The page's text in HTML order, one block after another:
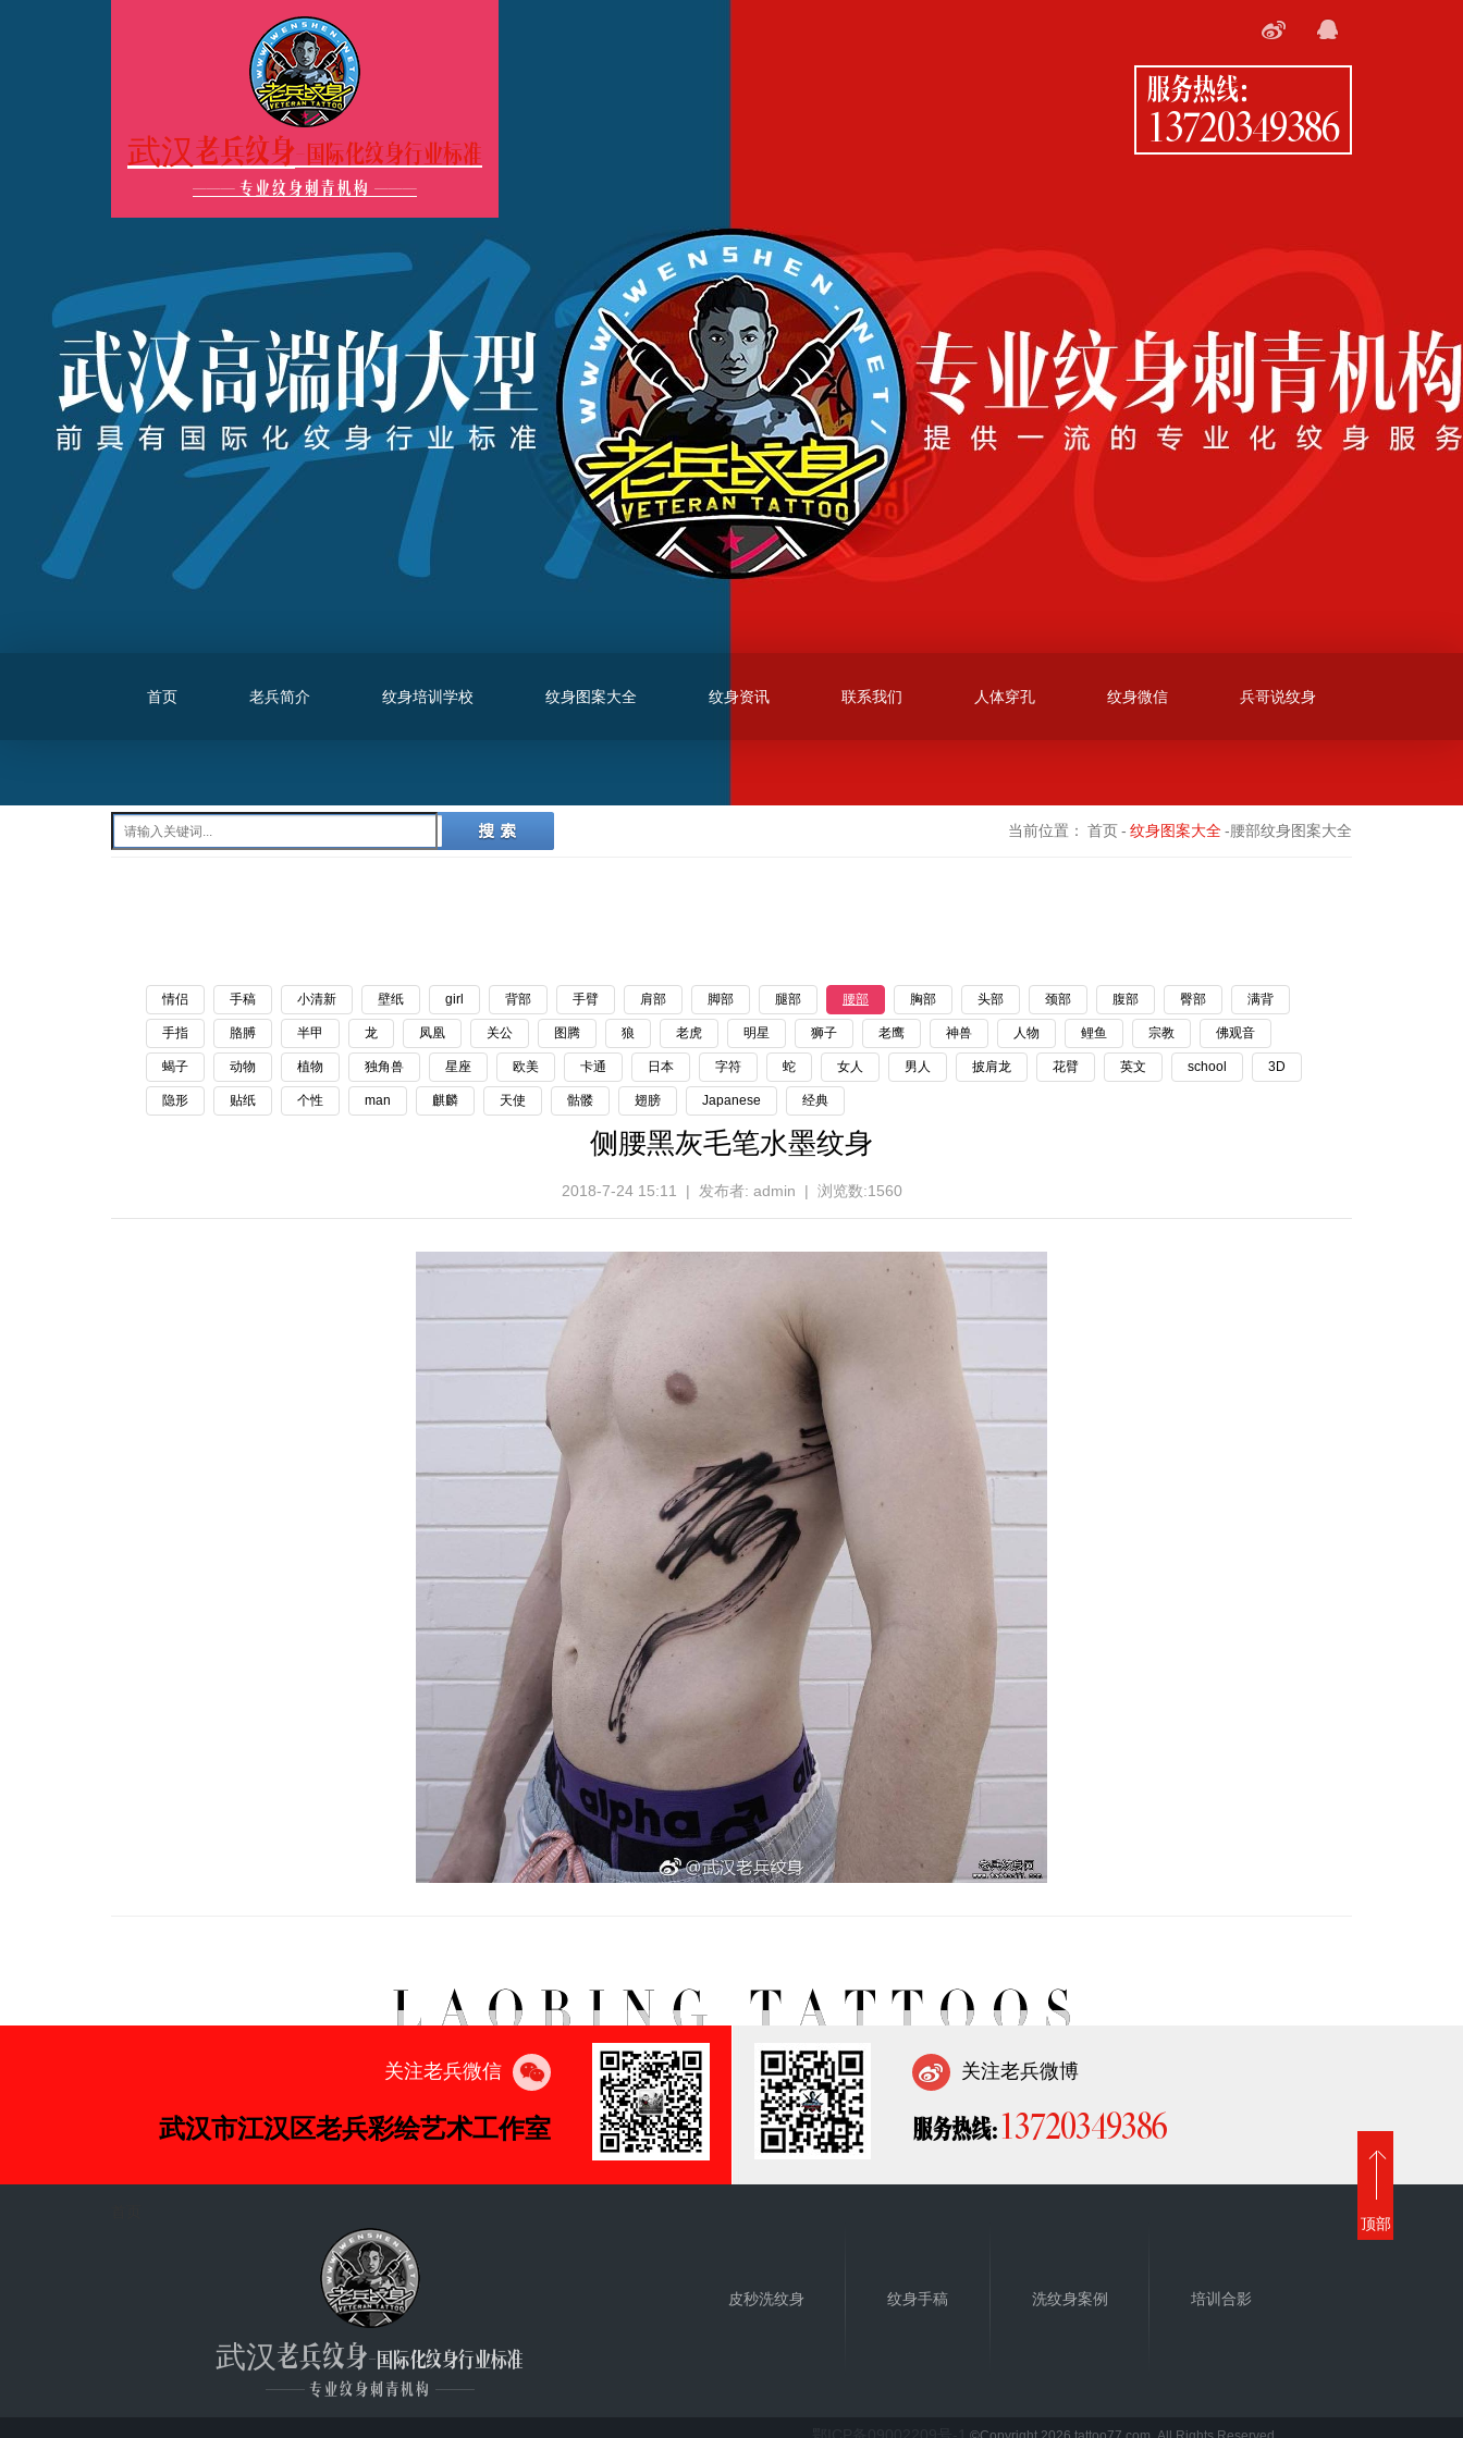
武汉老兵纹身-国际化纹身行业标准
——— 专业纹身刺青机构 ———
服务热线：
13720349386
首页 老兵简介 纹身培训学校 纹身图案大全 纹身资讯 联系我们 人体穿孔 纹身微信 兵哥说纹身
当前位置： 首页- 纹身图案大全-腰部纹身图案大全
情侣 手稿 小清新 壁纸 girl 背部 手臂 肩部 脚部 腿部 腰部 胸部 头部 颈部 腹部 臀部 满背
手指 胳膊 半甲 龙 凤凰 关公 图腾 狼 老虎 明星 狮子 老鹰 神兽 人物 鲤鱼 宗教 佛观音
蝎子 动物 植物 独角兽 星座 欧美 卡通 日本 字符 蛇 女人 男人 披肩龙 花臂 英文 school 3D
隐形 贴纸 个性 man 麒麟 天使 骷髅 翅膀 Japanese 经典
侧腰黑灰毛笔水墨纹身
2018-7-24 15:11 | 发布者: admin | 浏览数:1560
关注老兵微信
武汉市江汉区老兵彩绘艺术工作室
关注老兵微博
服务热线: 13720349386
顶部
武汉老兵纹身-国际化纹身行业标准
——— 专业纹身刺青机构 ———
皮秒洗纹身 纹身手稿 洗纹身案例 培训合影